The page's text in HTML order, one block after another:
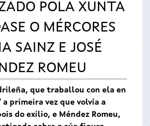
POLA XUNTA
O MÉRCORES
SAINZ E JOSÉ
ROMEU
que traballou con ela en
a primeira vez que volvía a
do exilio, e Méndez Romeu,